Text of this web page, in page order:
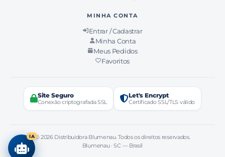
MINHA CONTA
Entrar / Cadastrar
Minha Conta
Meus Pedidos
Favoritos
Site Seguro
Conexão criptografada SSL
Let's Encrypt
Certificado SSL/TLS válido
© 2026 Distribuidora Blumenau. Todos os direitos reservados.
Blumenau · SC — Brasil
IA